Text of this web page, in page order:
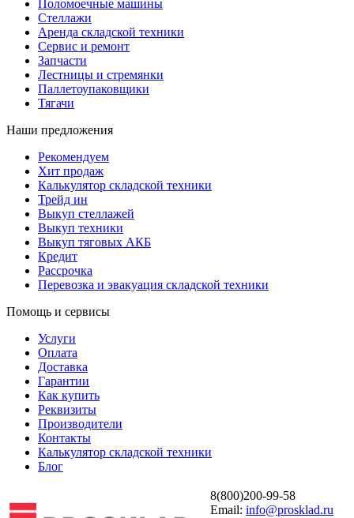
Поломоечные машины
Стеллажи
Аренда складской техники
Сервис и ремонт
Запчасти
Лестницы и стремянки
Паллетоупаковщики
Тягачи
Наши предложения
Рекомендуем
Хит продаж
Калькулятор складской техники
Трейд ин
Выкуп стеллажей
Выкуп техники
Выкуп тяговых АКБ
Кредит
Рассрочка
Перевозка и эвакуация складской техники
Помощь и сервисы
Услуги
Оплата
Доставка
Гарантии
Как купить
Реквизиты
Производители
Контакты
Калькулятор складской техники
Блог
8(800)200-99-58
Email: info@prosklad.ru